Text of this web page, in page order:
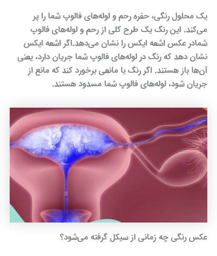
یک محلول رنگی، حفره رحم و لوله‌های فالوپ شما را پر
می‌کند. این رنگ یک طرح کلی از رحم و لوله‌های فالوپ
شمادر عکس اشعه ایکس را نشان می‌دهد.اگر اشعه ایکس
نشان دهد که رنگ در لوله‌های فالوپ شما جریان دارد، یعنی
آن‌ها باز هستند. اگر رنگ با مانعی برخورد کند که مانع از
جریان شود، لوله‌های فالوپ شما مسدود هستند.
عکس رنگی چه زمانی از سیکل گر‌فته می‌شود؟